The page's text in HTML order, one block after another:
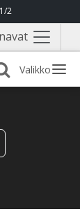
2
Näytä
valikko
Valikko